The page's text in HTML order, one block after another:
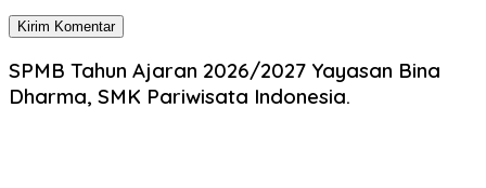
SPMB Tahun Ajaran 2026/2027 Yayasan Bina
Dharma, SMK Pariwisata Indonesia.